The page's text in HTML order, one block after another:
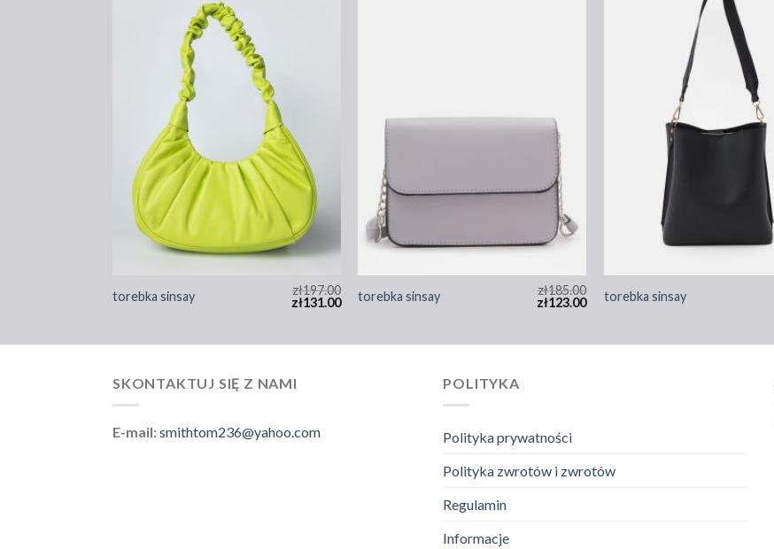
torebka sinsay zł197.00
zł131.00 torebka sinsay zł185.00
zł123.00 torebka sinsay
SKONTAKTUJ SIĘ Z NAMI
E-mail:smithtom236@yahoo.com
POLITYKA
Polityka prywatności
Polityka zwrotów i zwrotów
Regulamin
Informacje